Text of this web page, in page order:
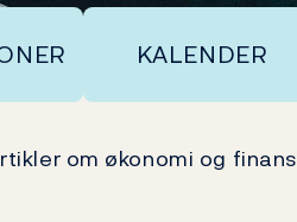
KALENDER
om økonomi og finans